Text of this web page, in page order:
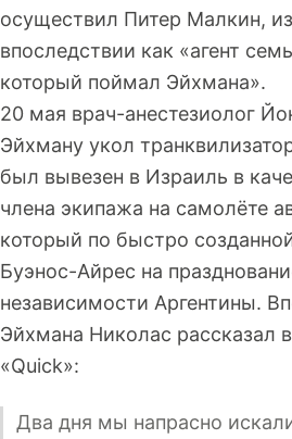
осуществил Питер Малкин,
впоследствии как «агент
который поймал Эйхмана».
20 мая врач-анестезиолог
Эйхману укол
был вывезен в Израиль в
члена экипажа на самолёте
который по быстро
Буэнос-Айрес на
независимости Аргентины.
Эйхмана Николас рассказал
«Quick»:
Два дня мы напрасно